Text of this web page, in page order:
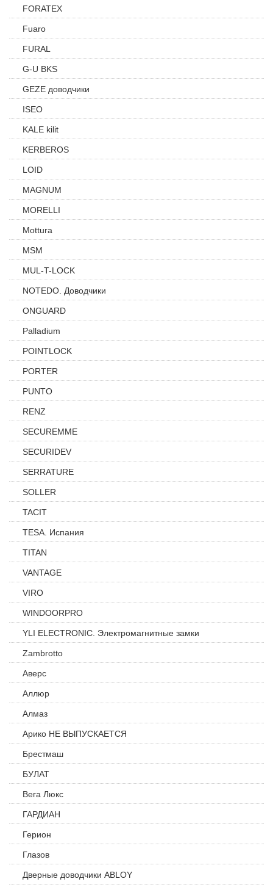
FORATEX
Fuaro
FURAL
G-U BKS
GEZE доводчики
ISEO
KALE kilit
KERBEROS
LOID
MAGNUM
MORELLI
Mottura
MSM
MUL-T-LOCK
NOTEDO. Доводчики
ONGUARD
Palladium
POINTLOCK
PORTER
PUNTO
RENZ
SECUREMME
SECURIDEV
SERRATURE
SOLLER
TACIT
TESA. Испания
TITAN
VANTAGE
VIRO
WINDOORPRO
YLI ELECTRONIC. Электромагнитные замки
Zambrotto
Аверс
Аллюр
Алмаз
Арико НЕ ВЫПУСКАЕТСЯ
Брестмаш
БУЛАТ
Вега Люкс
ГАРДИАН
Герион
Глазов
Дверные доводчики ABLOY